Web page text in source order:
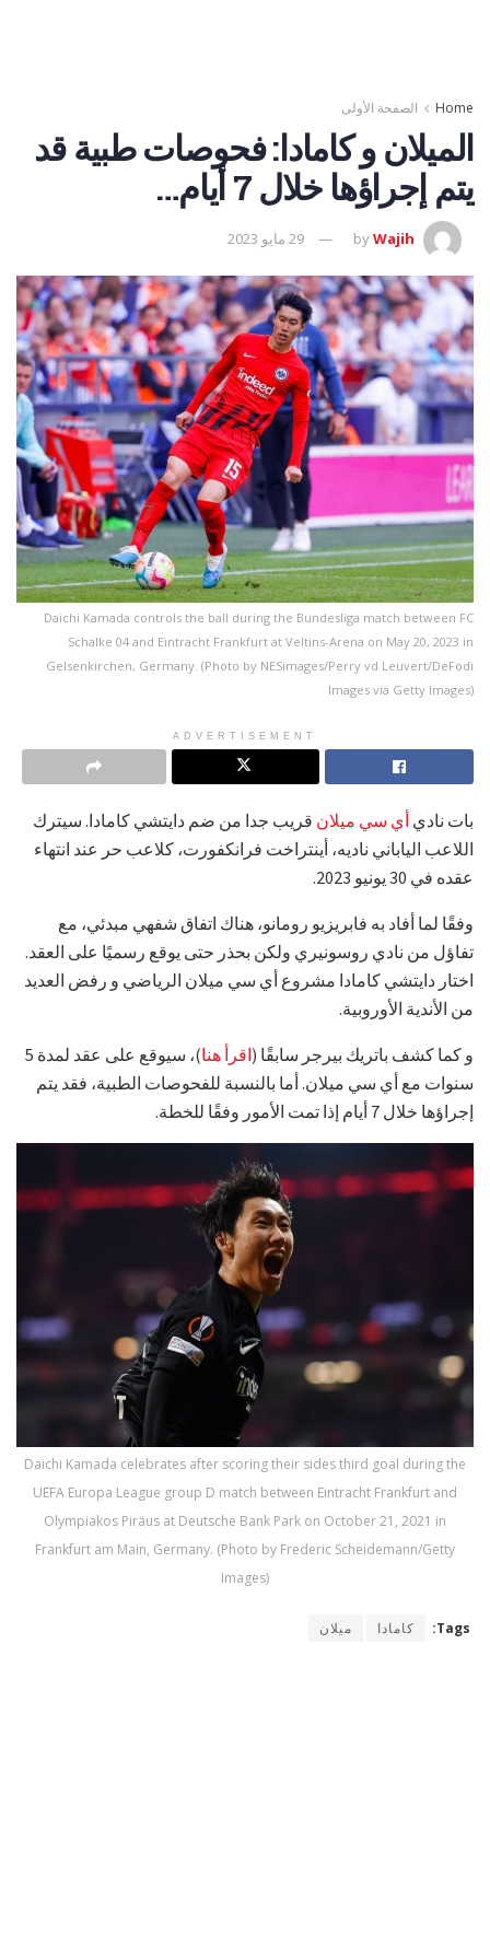
Home الصفحة الأولى
الميلان و كامادا: فحوصات طبية قد
يتم إجراؤها خلال 7 أيام…
byWajih 29 مايو 2023
Daichi Kamada controls the ball during the Bundesliga match between FC
Schalke 04 and Eintracht Frankfurt at Veltins-Arena on May 20, 2023 in
Gelsenkirchen, Germany. (Photo by NESimages/Perry vd Leuvert/DeFodi
Images via Getty Images)
ADVERTISEMENT
بات نادي أي سي ميلان قريب جدا من ضم دايتشي كامادا. سيترك
اللاعب الياباني ناديه، أينتراخت فرانكفورت، كلاعب حر عند انتهاء
عقده في 30 يونيو 2023.
وفقًا لما أفاد به فابريزيو رومانو، هناك اتفاق شفهي مبدئي، مع
تفاؤل من نادي روسونيري ولكن بحذر حتى يوقع رسميًا على العقد.
اختار دايتشي كامادا مشروع أي سي ميلان الرياضي و رفض العديد
من الأندية الأوروبية.
و كما كشف باتريك بيرجر سابقًا (اقرأ هنا
)، سيوقع على عقد لمدة 5
سنوات مع أي سي ميلان. أما بالنسبة للفحوصات الطبية، فقد يتم
إجراؤها خلال 7 أيام إذا تمت الأمور وفقًا للخطة.
Daichi Kamada celebrates after scoring their sides third goal during the
UEFA Europa League group D match between Eintracht Frankfurt and
Olympiakos Piräus at Deutsche Bank Park on October 21, 2021 in
Frankfurt am Main, Germany. (Photo by Frederic Scheidemann/Getty
Images)
Tags: كامادا ميلان